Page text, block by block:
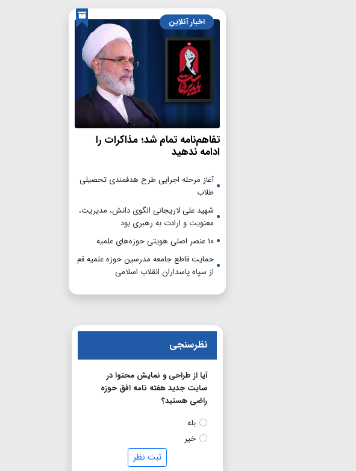
اخبار آنلاین
تفاهم‌نامه تمام شد؛ مذاکرات را
ادامه ندهید
آغاز مرحله اجرایی طرح هدفمندی تحصیلی
طلاب
شهید علی لاریجانی الگوی دانش، مدیریت،
معنویت و ارادت به رهبری بود
۱۰ عنصر اصلی هویتی حوزه‌های علمیه
حمایت قاطع جامعه مدرسین حوزه علمیه قم
از سپاه پاسداران انقلاب اسلامی
نظرسنجی
آیا از طراحی و نمایش محتوا در
سایت جدید هفته نامه افق حوزه
راضی هستید؟
بله
خیر
ثبت نظر